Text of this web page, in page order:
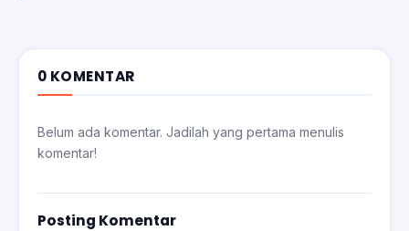
0 KOMENTAR
Belum ada komentar. Jadilah yang pertama menulis
komentar!
Posting Komentar